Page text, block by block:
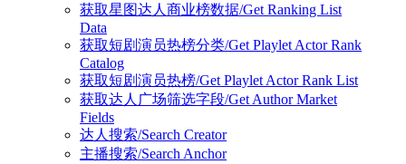
获取星图达人商业榜数据/Get Ranking List
Data
获取短剧演员热榜分类/Get Playlet Actor Rank
Catalog
获取短剧演员热榜/Get Playlet Actor Rank List
获取达人广场筛选字段/Get Author Market
Fields
达人搜索/Search Creator
主播搜索/Search Anchor